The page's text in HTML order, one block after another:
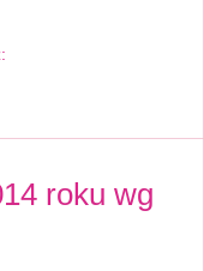
roku wg